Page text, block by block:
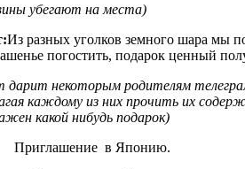
убегают на места)
Из разных уголков земного шара мы
погостить, подарок ценный
дарит некоторым родителям
каждому из них прочить их
какой нибудь подарок)
Приглашение в Японию.